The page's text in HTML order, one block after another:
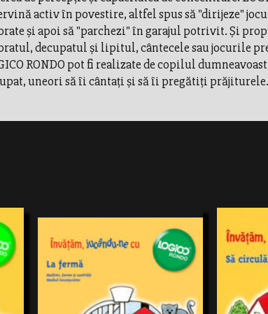
activ în povestire, altfel spus să "dirijeze"
şi apoi să "parchezi" în garajul potrivit. Şi
decupatul şi lipitul, cântecele sau jocurile
RONDO pot fi realizate de copilul
uneori să îi cântaţi şi să îi pregătiţi